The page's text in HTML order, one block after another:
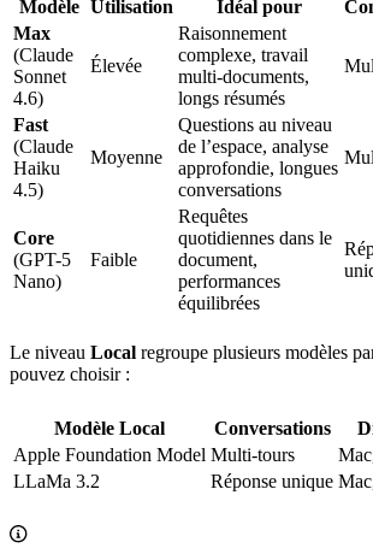
Modèle Utilisation Idéal pour
Max
(Claude
Sonnet
4.6)
Élevée
Raisonnement
complexe, travail
multi-documents,
longs résumés
Fast
(Claude
Haiku
4.5)
Moyenne
Questions au niveau
de l’espace, analyse
approfondie, longues
conversations
Core
(GPT-5
Nano)
Faible
Requêtes
quotidiennes dans le
document,
performances
équilibrées
Le niveau Local regroupe plusieurs modèles
pouvez choisir :
Modèle Local Conversations
Apple Foundation Model Multi-tours
LLaMa 3.2
Réponse unique